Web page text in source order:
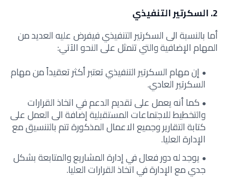
2. السكرتير التنفيذي
أما بالنسبة الى السكرتير التنفيذي فيفرض عليه العديد من
المهام الإضافية والتي تتمثل على النحو الاَتي:
إن مهام السكرتير التنفيذي تعتبر أكثر تعقيداً من مهام
السكرتير العادي.
كما أنه يعمل على تقديم الدعم في اتخاذ القرارات
والتخطيط للاجتماعات المستقبلية إضافة الى العمل على
كتابة التقارير وجميع الاعمال المذكورة تتم بالتنسيق مع
الإدارة العليا.
يوجد له دور فعال في إدارة المشاريع والمتابعة بشكل
جدي مع الإدارة في اتخاذ القرارات العليا.